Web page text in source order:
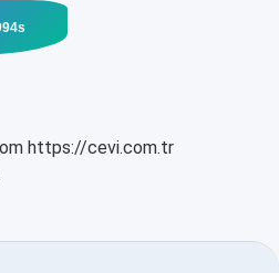
https://cevi.com.tr